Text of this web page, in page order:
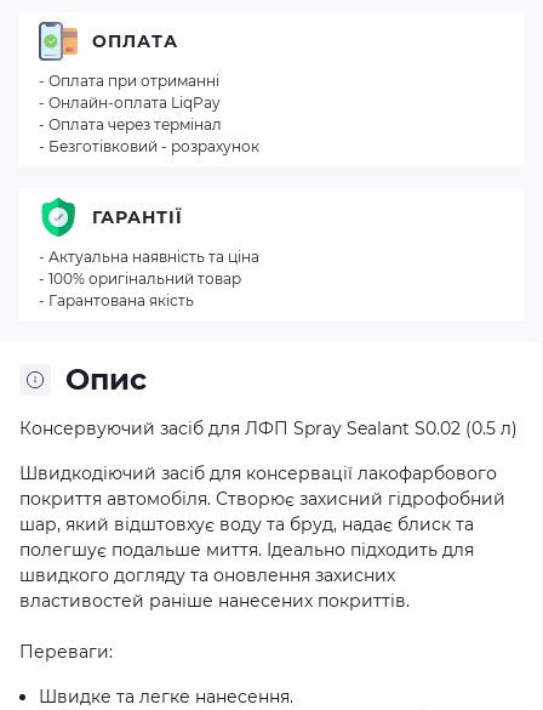
Опис
Консервуючий засіб для ЛФП Spray Sealant S0.02 (0.5 л)
Швидкодіючий засіб для консервації лакофарбового
покриття автомобіля. Створює захисний гідрофобний
шар, який відштовхує воду та бруд, надає блиск та
полегшує подальше миття. Ідеально підходить для
швидкого догляду та оновлення захисних
властивостей раніше нанесених покриттів.
Переваги:
Швидке та легке нанесення.
ОПЛАТА
- Оплата при отриманні
- Онлайн-оплата LiqPay
- Оплата через термінал
- Безготівковий - розрахунок
ГАРАНТІЇ
- Актуальна наявність та ціна
- 100% оригінальний товар
- Гарантована якість